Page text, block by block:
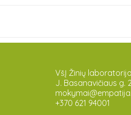
VšĮ Žinių
J. Basanavičiaus g.
+370 621 94001